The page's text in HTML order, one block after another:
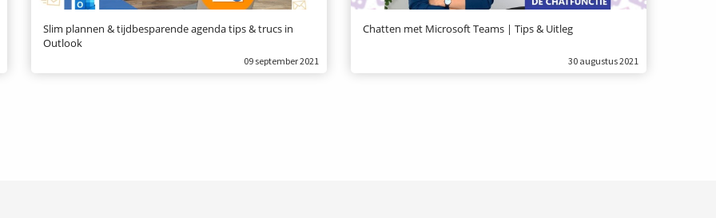
Slim plannen & tijdbesparende agenda tips & trucs in
Outlook
09 september 2021
Chatten met Microsoft Teams | Tips & Uitleg
30 augustus 2021